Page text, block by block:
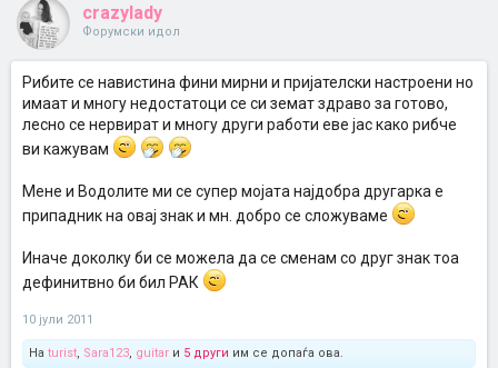
crazylady
Форумски идол
Рибите се навистина фини мирни и пријателски настроени но
имаат и многу недостатоци се си земат здраво за готово,
лесно се нервират и многу други работи еве јас како рибче
ви кажувам
Мене и Водолите ми се супер мојата најдобра другарка е
припадник на овај знак и мн. добро се сложуваме
Иначе доколку би се можела да се сменам со друг знак тоа
дефинитвно би бил РАК
10 јули 2011
На turist, Sara123, guitar и 5 други им се допаѓа ова.